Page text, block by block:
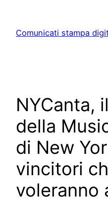
content
Comunicati stampa
NYCanta,
della
di New
vincitori
voleranno